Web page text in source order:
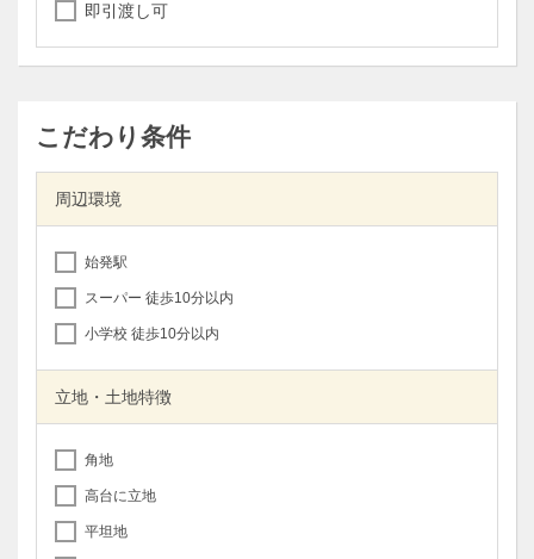
即引渡し可
こだわり条件
周辺環境
始発駅
スーパー 徒歩10分以内
小学校 徒歩10分以内
立地・土地特徴
角地
高台に立地
平坦地